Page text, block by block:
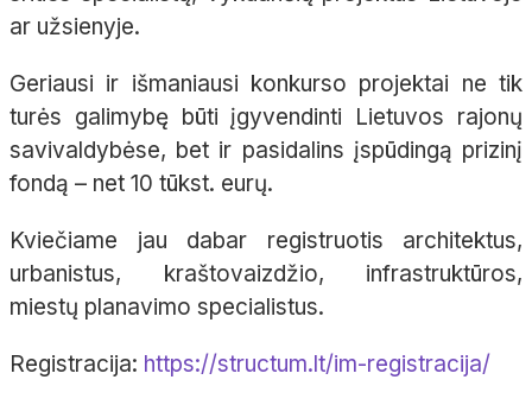
ar užsienyje.
Geriausi ir išmaniausi konkurso projektai ne tik
turės galimybę būti įgyvendinti Lietuvos rajonų
savivaldybėse, bet ir pasidalins įspūdingą prizinį
fondą – net 10 tūkst. eurų.
Kviečiame jau dabar registruotis architektus,
urbanistus, kraštovaizdžio, infrastruktūros,
miestų planavimo specialistus.
Registracija: https://structum.lt/im-registracija/